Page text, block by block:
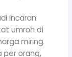
incaran
umroh di
miring.
per orang,